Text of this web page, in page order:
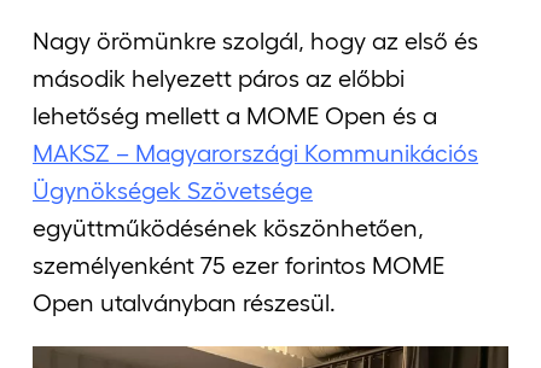
Nagy örömünkre szolgál, hogy az első és
második helyezett páros az előbbi
lehetőség mellett a MOME Open és a
MAKSZ – Magyarországi Kommunikációs
Ügynökségek Szövetsége
együttműködésének köszönhetően,
személyenként 75 ezer forintos MOME
Open utalványban részesül.